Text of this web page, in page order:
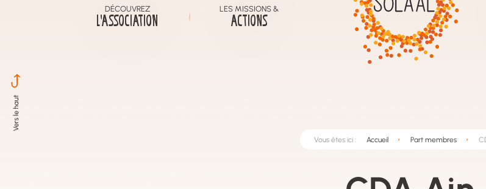
DÉCOUVREZ
L’ASSOCIATION
LES MISSIONS &
ACTIONS
Vous êtes ici : Accueil Part membres